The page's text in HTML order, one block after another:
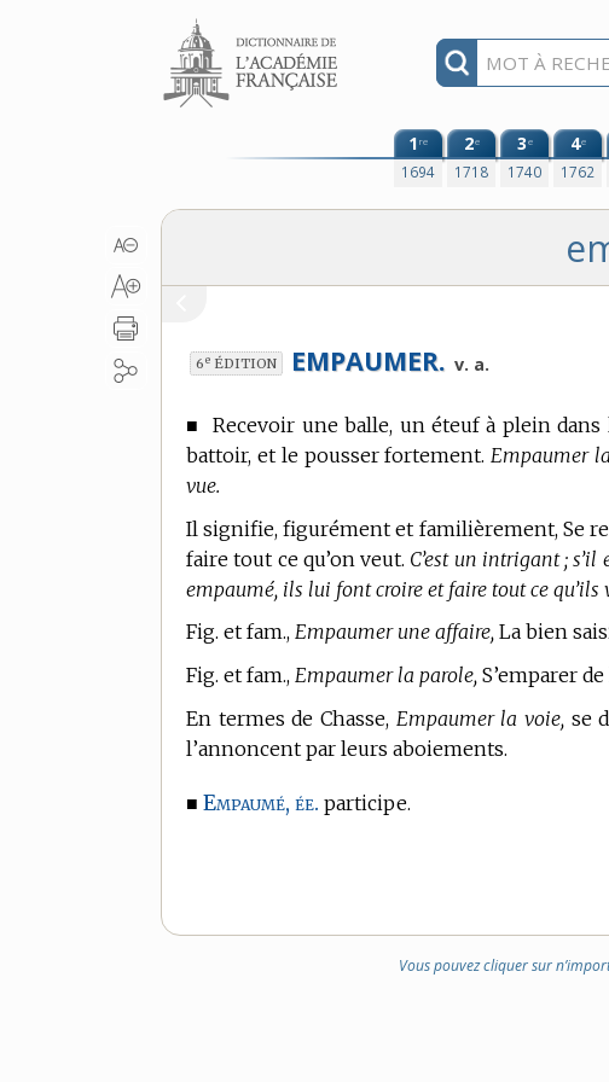
Aller au contenu
1re
1694
2e
1718
3e
1740
4e
1762
6e ÉDITION EMPAUMER. v. a.
■Recevoir une balle, un éteuf à plein
battoir, et le pousser fortement. Empaumer
vue.
Il signifie, figurément et familièrement, Se
faire tout ce qu’on veut. C’est un intrigant ;
empaumé, ils lui font croire et faire tout ce
Fig. et fam., Empaumer une affaire, La bien
Fig. et fam., Empaumer la parole, S’emparer
En termes de Chasse, Empaumer la voie, se
l’annoncent par leurs aboiements.
■ Empaumé, ée. participe.
Vous pouvez cliquer sur